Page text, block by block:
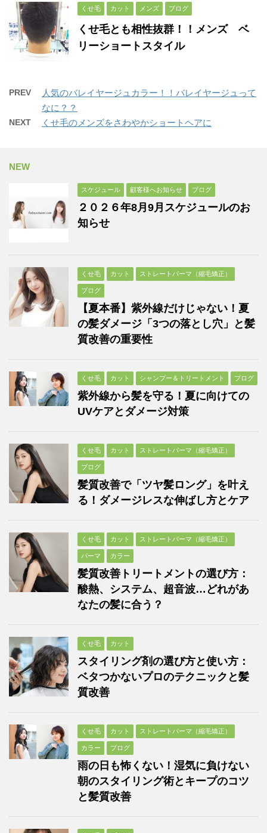
くせ毛 カット メンズ ブログ
くせ毛とも相性抜群！！メンズ ベ
リーショートスタイル
PREV
人気のバレイヤージュカラー！！バレイヤージュって
なに？？
NEXT くせ毛のメンズをさわやかショートヘアに
NEW
スケジュール 顧客様へお知らせ ブログ
２０２６年8月9月スケジュールのお
知らせ
くせ毛 カット ストレートパーマ（縮毛矯正）
ブログ
【夏本番】紫外線だけじゃない！夏
の髪ダメージ「3つの落とし穴」と髪
質改善の重要性
くせ毛 カット シャンプー＆トリートメント ブログ
紫外線から髪を守る！夏に向けての
UVケアとダメージ対策
くせ毛 カット ストレートパーマ（縮毛矯正）
ブログ
髪質改善で「ツヤ髪ロング」を叶え
る！ダメージレスな伸ばし方とケア
くせ毛 カット ストレートパーマ（縮毛矯正）
パーマ カラー
髪質改善トリートメントの選び方：
酸熱、システム、超音波…どれがあ
なたの髪に合う？
くせ毛 カット
スタイリング剤の選び方と使い方：
ベタつかないプロのテクニックと髪
質改善
くせ毛 カット ストレートパーマ（縮毛矯正）
カラー ブログ
雨の日も怖くない！湿気に負けない
朝のスタイリング術とキープのコツ
と髪質改善